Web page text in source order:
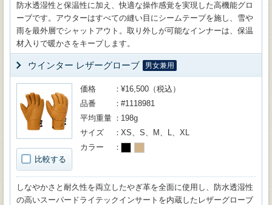
防水透湿性と保温性に加え、快適な操作感覚を実現した高機能グロ
ーブです。アウターはすべての縫い目にシームテープを施し、雪や
雨を最外層でシャットアウト。取り外しが可能なインナーは、保温
材入りで暖かさをキープします。
ウインター レザーグローブ 男女兼用
比較する
価格
¥16,500（税込）
品番
#1118981
平均重量
198g
サイズ
XS、S、M、L、XL
カラー
しなやかさと耐久性を両立したやぎ革を全面に使用し、防水透湿性
の高いスーパードライテックインサートを内蔵したレザーグローブ